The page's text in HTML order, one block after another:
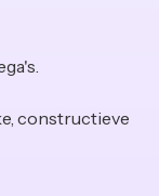
constructieve